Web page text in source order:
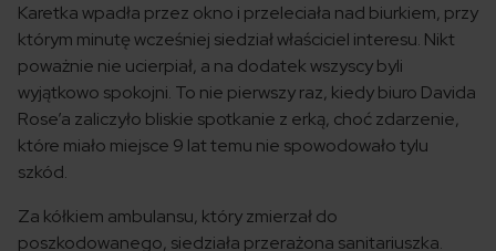
Karetka wpadła przez okno i przeleciała nad biurkiem, przy
którym minutę wcześniej siedział właściciel interesu. Nikt
poważnie nie ucierpiał, a na dodatek wszyscy byli
wyjątkowo spokojni. To nie pierwszy raz, kiedy biuro Davida
Rose’a zaliczyło bliskie spotkanie z erką, choć zdarzenie,
które miało miejsce 9 lat temu nie spowodowało tylu
szkód.
Za kółkiem ambulansu, który zmierzał do
poszkodowanego, siedziała przerażona sanitariuszka.